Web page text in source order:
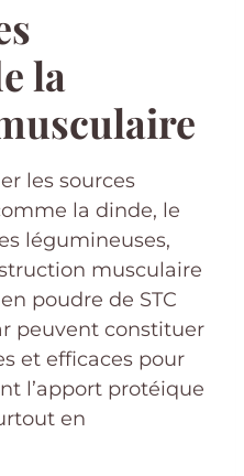
la
les sources
la dinde, le
légumineuses,
musculaire
poudre de STC
peuvent constituer
et efficaces pour
l’apport protéique
en